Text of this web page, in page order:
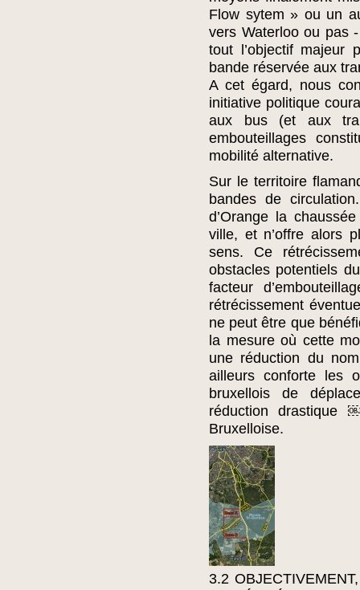
Flow sytem » ou un
vers Waterloo ou pas
tout l’objectif majeur
bande réservée aux
A cet égard, nous
initiative politique
aux bus (et aux
embouteillages
mobilité alternative.
Sur le territoire
bandes de
d’Orange la
ville, et n’offre alors
sens. Ce
obstacles potentiels
facteur
rétrécissement
ne peut être que
la mesure où cette
une réduction du
ailleurs conforte les
bruxellois de
réduction drastique
Bruxelloise.
3.2